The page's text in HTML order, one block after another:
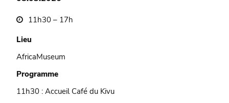
11h30 – 17h
Lieu
AfricaMuseum
Programme
11h30 : Accueil Café du Kivu